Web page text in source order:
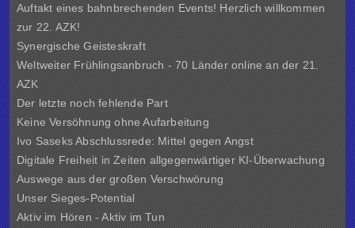
Auftakt eines bahnbrechenden Events! Herzlich willkommen
zur 22. AZK!
Synergische Geisteskraft
Weltweiter Frühlingsanbruch - 70 Länder online an der 21.
AZK
Der letzte noch fehlende Part
Keine Versöhnung ohne Aufarbeitung
Ivo Saseks Abschlussrede: Mittel gegen Angst
Digitale Freiheit in Zeiten allgegenwärtiger KI-Überwachung
Auswege aus der großen Verschwörung
Unser Sieges-Potential
Aktiv im Hören - Aktiv im Tun